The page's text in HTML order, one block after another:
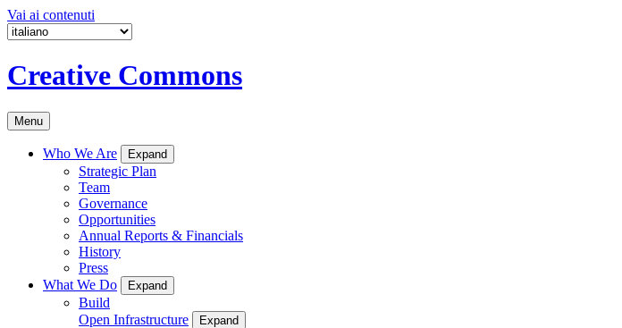
Vai ai contenuti
Creative Commons
Menu
Who We Are Expand
Strategic Plan
Team
Governance
Opportunities
Annual Reports & Financials
History
Press
What We Do
Expand
Build
Open Infrastructure
Expand